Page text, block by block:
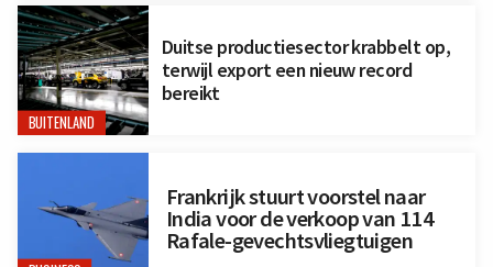
BUITENLAND
Duitse productiesector krabbelt op,
terwijl export een nieuw record
bereikt
Frankrijk stuurt voorstel naar
India voor de verkoop van 114
Rafale-gevechtsvliegtuigen